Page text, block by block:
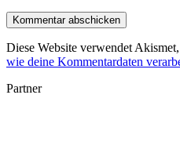
Diese Website verwendet
wie deine Kommentardaten
Partner